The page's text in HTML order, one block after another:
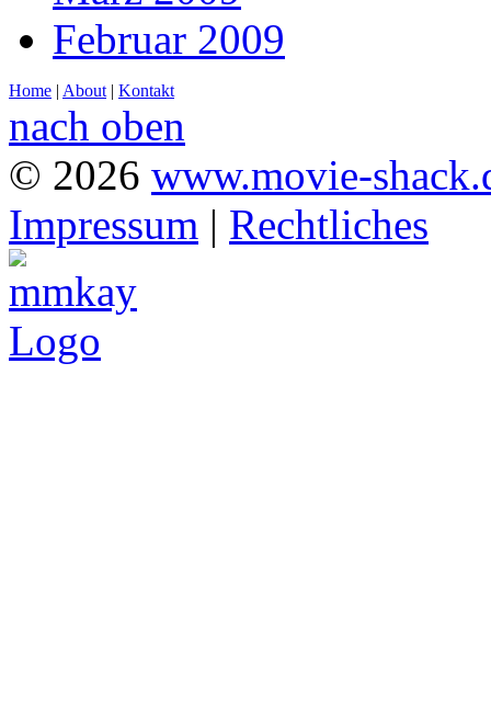
Februar 2009
Home | About | Kontakt
nach oben
© 2026 www.movie-
Impressum | Rechtliches